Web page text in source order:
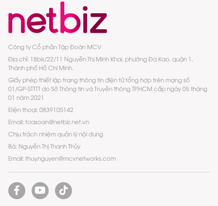
Công ty Cổ phần Tập Đoàn MCV
Địa chỉ: 18bis/22/11 Nguyễn Thị Minh Khai, phường Đa Kao, quận 1,
Thành phố Hồ Chí Minh.
Giấy phép thiết lập trang thông tin điện tử tổng hợp trên mạng số
01/GP-STTTT do Sở Thông tin và Truyền thông TP.HCM cấp ngày 05 tháng
01 năm 2021
Điện thoại: 0839105142
Email: toasoan@netbiz.net.vn
Chịu trách nhiệm quản lý nội dung
Bà: Nguyễn Thị Thanh Thủy
Email: thuy.nguyen@mcvnetworks.com